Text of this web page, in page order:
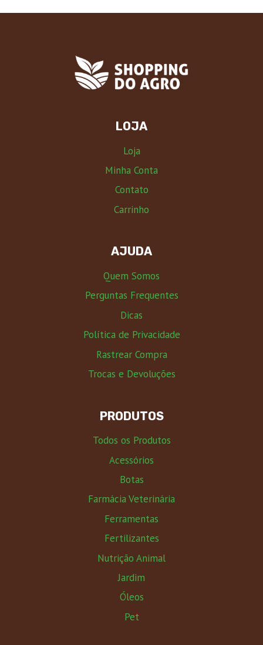
LOJA
Loja
Minha Conta
Contato
Carrinho
AJUDA
Quem Somos
Perguntas Frequentes
Dicas
Política de Privacidade
Rastrear Compra
Trocas e Devoluções
PRODUTOS
Todos os Produtos
Acessórios
Botas
Farmácia Veterinária
Ferramentas
Fertilizantes
Nutrição Animal
Jardim
Óleos
Pet